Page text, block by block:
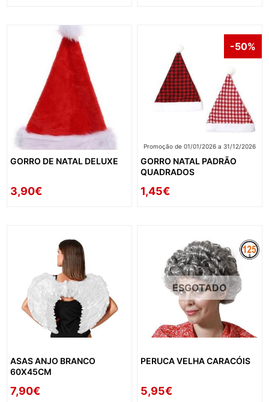
GORRO DE NATAL DELUXE
3,90€
-50%
Promoção de 01/01/2026 a 31/12/2026
GORRO NATAL PADRÃO
QUADRADOS
1,45€
ASAS ANJO BRANCO
60X45CM
7,90€
ESGOTADO
PERUCA VELHA CARACÓIS
5,95€